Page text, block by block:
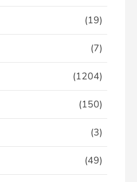
(19)
(7)
(1204)
(150)
(3)
(49)